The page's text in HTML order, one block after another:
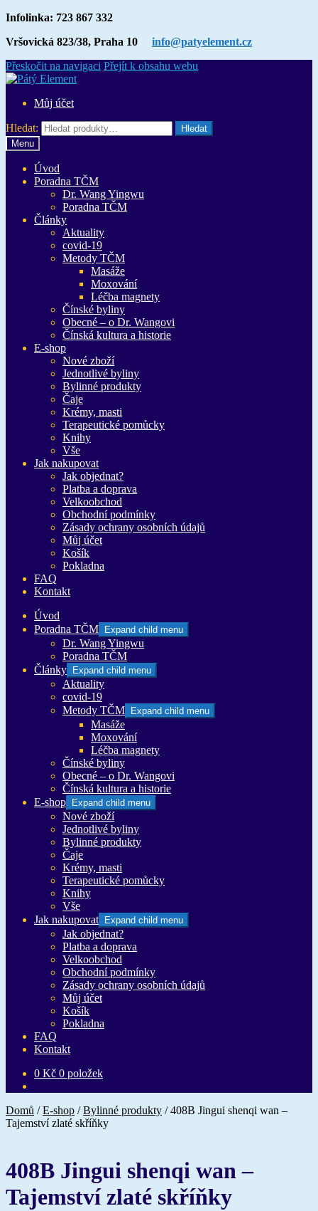
Infolinka: 723 867 332
Vršovická 823/38, Praha 10 info@patyelement.cz
Přeskočit na navigaci Přejít k obsahu webu
Můj účet
Hledat:
Hledat
Menu
Úvod
Poradna TČM
Dr. Wang Yingwu
Poradna TČM
Články
Aktuality
covid-19
Metody TČM
Masáže
Moxování
Léčba magnety
Čínské byliny
Obecné – o Dr. Wangovi
Čínská kultura a historie
E-shop
Nové zboží
Jednotlivé byliny
Bylinné produkty
Čaje
Krémy, masti
Terapeutické pomůcky
Knihy
Vše
Jak nakupovat
Jak objednat?
Platba a doprava
Velkoobchod
Obchodní podmínky
Zásady ochrany osobních údajů
Můj účet
Košík
Pokladna
FAQ
Kontakt
Úvod
Poradna TČM
Expand child menu
Dr. Wang Yingwu
Poradna TČM
Články
Expand child menu
Aktuality
covid-19
Metody TČM
Expand child menu
Masáže
Moxování
Léčba magnety
Čínské byliny
Obecné – o Dr. Wangovi
Čínská kultura a historie
E-shop
Expand child menu
Nové zboží
Jednotlivé byliny
Bylinné produkty
Čaje
Krémy, masti
Terapeutické pomůcky
Knihy
Vše
Jak nakupovat
Expand child menu
Jak objednat?
Platba a doprava
Velkoobchod
Obchodní podmínky
Zásady ochrany osobních údajů
Můj účet
Košík
Pokladna
FAQ
Kontakt
0 Kč 0 položek
Domů /E-shop /Bylinné produkty /408B Jingui shenqi wan –
Tajemství zlaté skříňky
408B Jingui shenqi wan –
Tajemství zlaté skříňky